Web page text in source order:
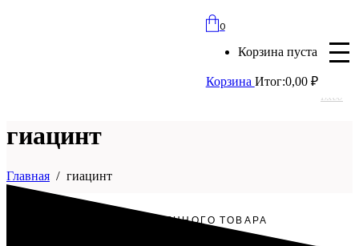
0
Корзина пуста
Корзина Итог:0,00 ₽
Вход
гиацинт
Главная гиацинт
ОТОБРАЖЕНИЕ ЕДИНСТВЕННОГО ТОВАРА